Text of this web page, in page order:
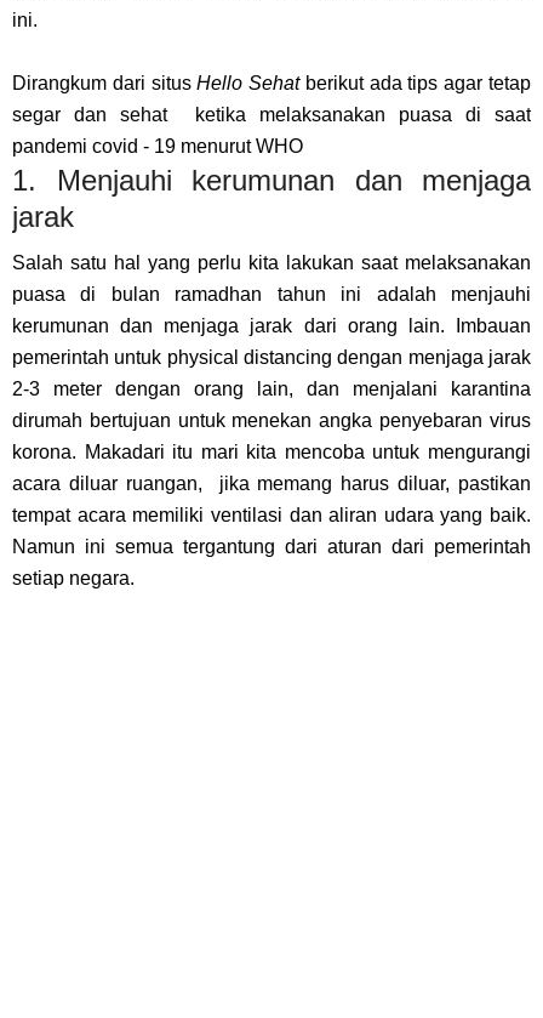
ini.
Dirangkum dari situsHello Sehat berikut ada tips agar tetap
segar dan sehat ketika melaksanakan puasa di saat
pandemi covid - 19 menurut WHO
1. Menjauhi kerumunan dan menjaga
jarak
Salah satu hal yang perlu kita lakukan saat melaksanakan
puasa di bulan ramadhan tahun ini adalah menjauhi
kerumunan dan menjaga jarak dari orang lain. Imbauan
pemerintah untuk physical distancing dengan menjaga jarak
2-3 meter dengan orang lain, dan menjalani karantina
dirumah bertujuan untuk menekan angka penyebaran virus
korona. Makadari itu mari kita mencoba untuk mengurangi
acara diluar ruangan, jika memang harus diluar, pastikan
tempat acara memiliki ventilasi dan aliran udara yang baik.
Namun ini semua tergantung dari aturan dari pemerintah
setiap negara.